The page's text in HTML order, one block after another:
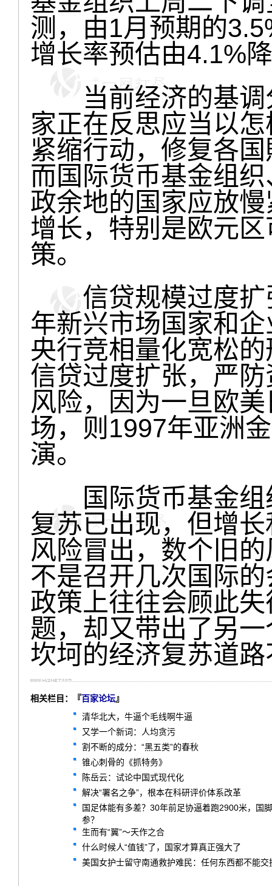
测，由1月预期的
增长率预估由4.1%
当前经济的基调
家正在反思应当以
紧缩行动，修复各
而国际货币基金组
政余地的国家应放
增长，特别是欧元
策。
信贷规模过度扩
年新兴市场国家和
央行竞相量化宽松
信贷过度扩张，严
风险，因为一旦欧
场，则1997年亚洲
演。
国际货币基金组
复苏已出现，但增
风险冒出，数个旧
不是召开几次国际
政策上往往会顾此
题，却又带出了另
坎坷的经济复苏道
相关栏目：『百家论坛』
清华北大，牛逼个毛线啊牛逼
又学一个新词：人均贪污
割不断的成分：“黑五类”的春秋
锥心刺骨的《抓特务》
陈岳云：试论中国式现代化
解决“署名之争”，根本在科研评价体系改革
国足体能有多差？30年前足协逼着跑2900米，国
参？
生而有“翼”～天作之合
什么时候人“值钱”了，国家才算真正强大了
美国女护士留守南通救护难民：任何东西都不能交